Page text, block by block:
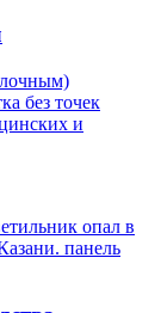
без точек
и
опал в
панель